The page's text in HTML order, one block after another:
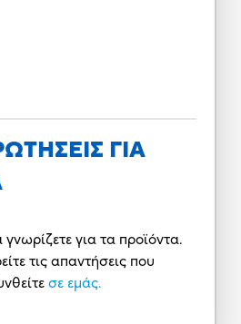
ΓΙΑ
για τα προϊόντα.
τις απαντήσεις που
σε εμάς.